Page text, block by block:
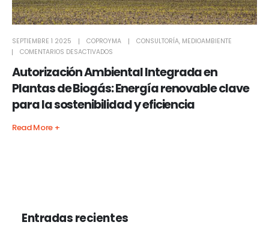
SEPTIEMBRE 1 2025 COPROYMA CONSULTORÍA, MEDIOAMBIENTE
COMENTARIOS DESACTIVADOS
Autorización Ambiental Integrada en
Plantas de Biogás: Energía renovable clave
para la sostenibilidad y eficiencia
Read More +
Entradas recientes